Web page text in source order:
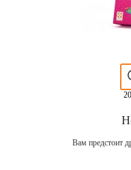
Вам предстоит